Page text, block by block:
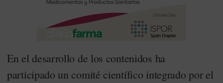
En el desarrollo de los contenidos ha
participado un comité científico integrado por el